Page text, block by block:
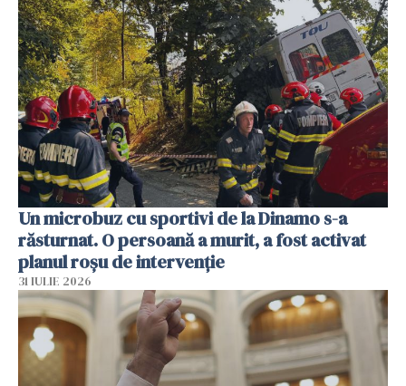
Un microbuz cu sportivi de la Dinamo s-a
răsturnat. O persoană a murit, a fost activat
planul roșu de intervenție
31 IULIE 2026